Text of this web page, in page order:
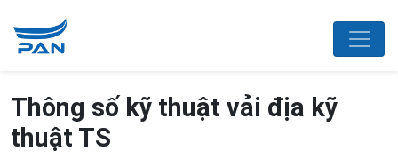
Thông số kỹ thuật vải địa kỹ
thuật TS